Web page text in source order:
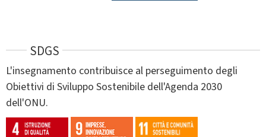
SDGS
L'insegnamento contribuisce al perseguimento degli
Obiettivi di Sviluppo Sostenibile dell'Agenda 2030
dell'ONU.